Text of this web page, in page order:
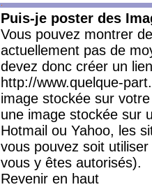
Puis-je poster des
Vous pouvez montrer
actuellement pas de
devez donc créer un
http://www.quelque-
image stockée sur
une image stockée sur
Hotmail ou Yahoo, les
vous pouvez soit
vous y êtes autorisés).
Revenir en haut